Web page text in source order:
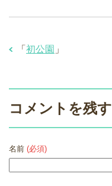
「 初公園 」
コメントを残す
名前 (必須)